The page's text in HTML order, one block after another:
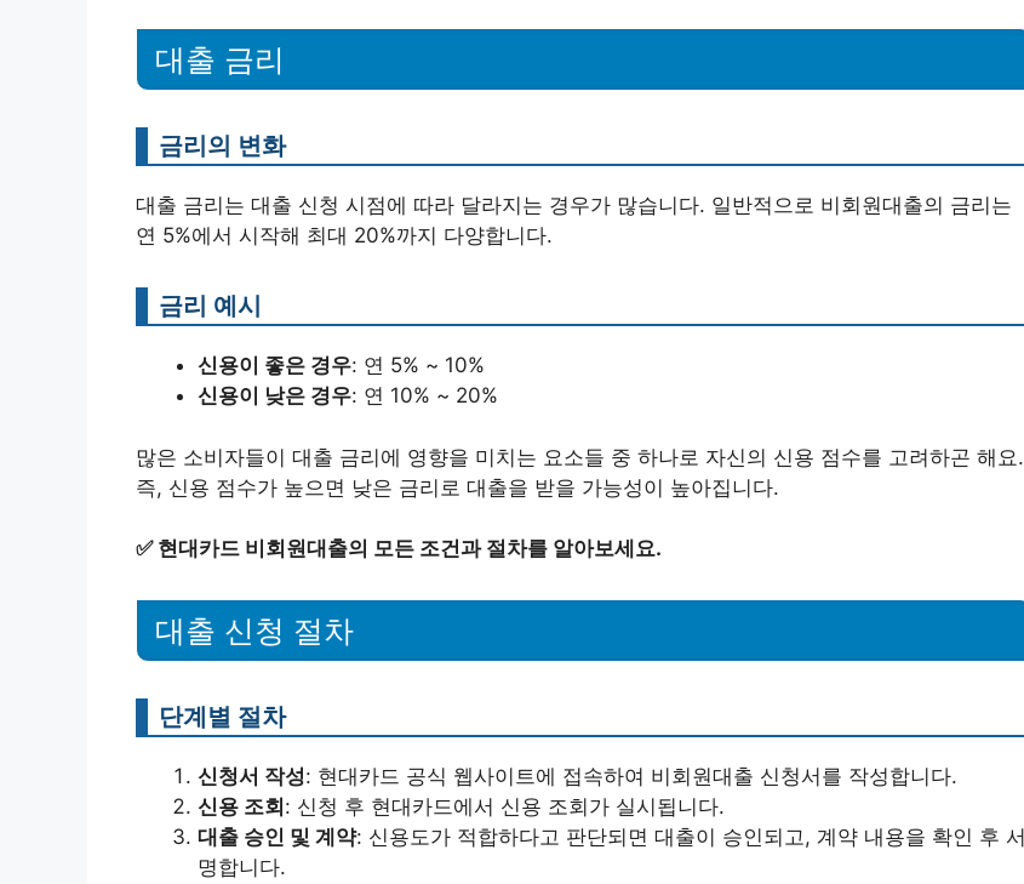
대출 금리
금리의 변화
대출 금리는 대출 신청 시점에 따라 달라지는 경우가 많습니다. 일반적으로 비회원대출의 금리는
연 5%에서 시작해 최대 20%까지 다양합니다.
금리 예시
신용이 좋은 경우: 연 5% ~ 10%
신용이 낮은 경우: 연 10% ~ 20%
많은 소비자들이 대출 금리에 영향을 미치는 요소들 중 하나로 자신의 신용 점수를 고려하곤 해요.
즉, 신용 점수가 높으면 낮은 금리로 대출을 받을 가능성이 높아집니다.
✅ 현대카드 비회원대출의 모든 조건과 절차를 알아보세요.
대출 신청 절차
단계별 절차
신청서 작성: 현대카드 공식 웹사이트에 접속하여 비회원대출 신청서를 작성합니다.
신용 조회 : 신청 후 현대카드에서 신용 조회가 실시됩니다.
대출 승인 및 계약: 신용도가 적합하다고 판단되면 대출이 승인되고, 계약 내용을 확인 후 서
명합니다.